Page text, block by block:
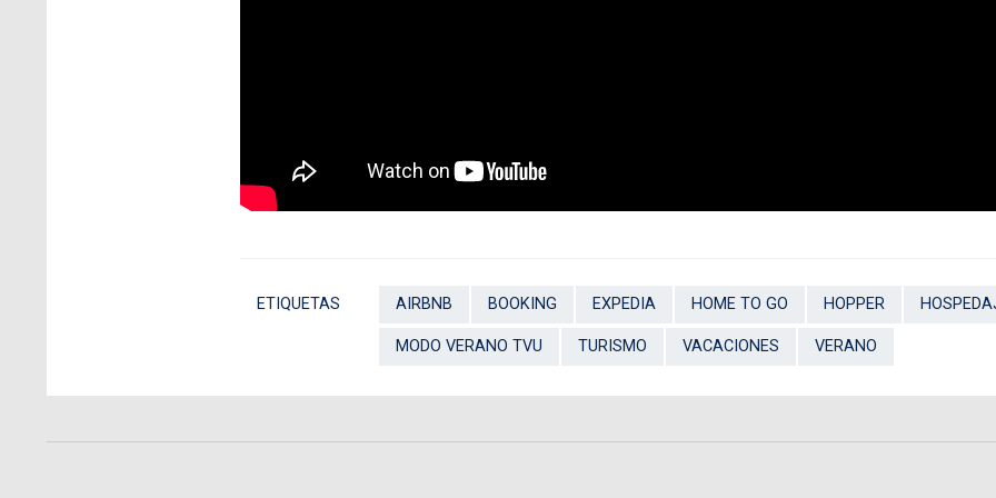
ETIQUETAS AIRBNB BOOKING EXPEDIA HOME TO GO HOPPER
MODO VERANO TVU TURISMO VACACIONES VERANO